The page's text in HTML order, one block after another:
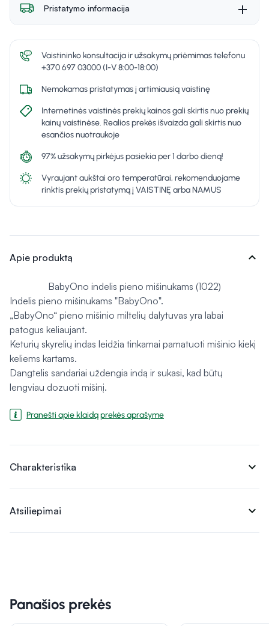
Pristatymo informacija
Vaistininko konsultacija ir užsakymų priėmimas telefonu
+370 697 03000 (I-V 8:00-18:00)
Nemokamas pristatymas į artimiausią vaistinę
Internetinės vaistinės prekių kainos gali skirtis nuo prekių
kainų vaistinėse. Realios prekės išvaizda gali skirtis nuo
esančios nuotraukoje
97% užsakymų pirkėjus pasiekia per 1 darbo dieną!
Vyraujant aukštai oro temperatūrai, rekomenduojame
rinktis prekių pristatymą į VAISTINĘ arba NAMUS
Apie produktą expand_more
BabyOno indelis pieno mišinukams (1022)
Indelis pieno mišinukams "BabyOno".
„BabyOno“ pieno mišinio miltelių dalytuvas yra labai
patogus keliaujant.
Keturių skyrelių indas leidžia tinkamai pamatuoti mišinio kiekį
keliems kartams.
Dangtelis sandariai uždengia indą ir sukasi, kad būtų
lengviau dozuoti mišinį.
Pranešti apie klaidą prekės aprašyme
Charakteristika expand_more
Atsiliepimai expand_more
Panašios prekės